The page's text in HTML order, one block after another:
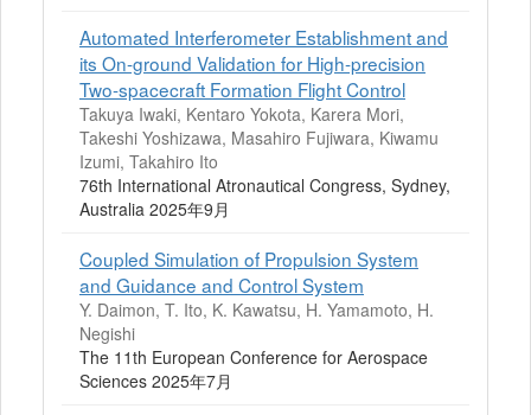
Automated Interferometer Establishment and
its On-ground Validation for High-precision
Two-spacecraft Formation Flight Control
Takuya Iwaki, Kentaro Yokota, Karera Mori,
Takeshi Yoshizawa, Masahiro Fujiwara, Kiwamu
Izumi, Takahiro Ito
76th International Atronautical Congress, Sydney,
Australia 2025年9月
Coupled Simulation of Propulsion System
and Guidance and Control System
Y. Daimon, T. Ito, K. Kawatsu, H. Yamamoto, H.
Negishi
The 11th European Conference for Aerospace
Sciences 2025年7月